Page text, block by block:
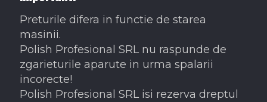
Preturile difera in functie de starea
masinii.
Polish Profesional SRL nu raspunde de
zgarieturile aparute in urma spalarii
incorecte!
Polish Profesional SRL isi rezerva dreptul